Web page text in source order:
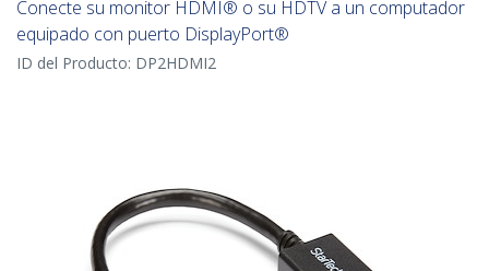
Conecte su monitor HDMI® o su HDTV a un computador
equipado con puerto DisplayPort®
ID del Producto: DP2HDMI2